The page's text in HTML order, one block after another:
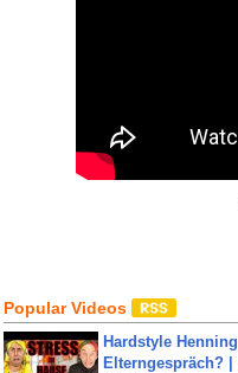
Popular Videos
Hardstyle
Elterngespräch? |